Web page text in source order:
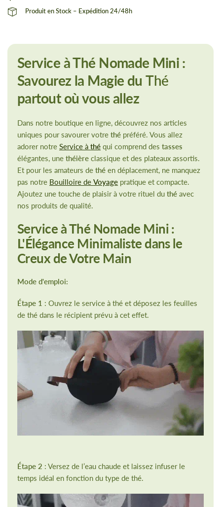
Produit en Stock – Expédition 24/48h
Service à Thé Nomade Mini :
Savourez la Magie duThé
partout où vous allez
Dans notre boutique en ligne, découvrez nos articles
uniques pour savourer votrethé préféré. Vous allez
adorer notreService àthé qui comprend destasses
élégantes, unethéière classique et des plateaux assortis.
Et pour les amateurs dethé en déplacement, ne manquez
pas notre Bouilloire deVoyage pratique et compacte.
Ajoutez une touche de plaisir à votre rituel duthé avec
nos produits de qualité.
Service à Thé Nomade Mini :
L'Élégance Minimaliste dans le
Creux de Votre Main
Mode d'emploi:
Étape 1 : Ouvrez le service à thé et déposez les feuilles
de thé dans le récipient prévu à cet effet.
Étape 2 : Versez de l’eau chaude et laissez infuser le
temps idéal en fonction du type de thé.